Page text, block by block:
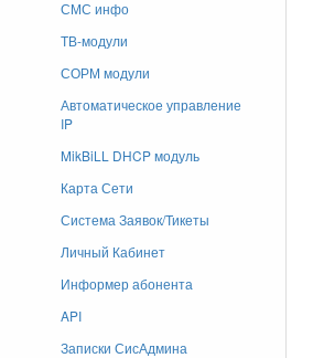
СМС инфо
ТВ-модули
СОРМ модули
Автоматическое управление
IP
MikBiLL DHCP модуль
Карта Сети
Система Заявок/Тикеты
Личный Кабинет
Информер абонента
API
Записки СисАдмина